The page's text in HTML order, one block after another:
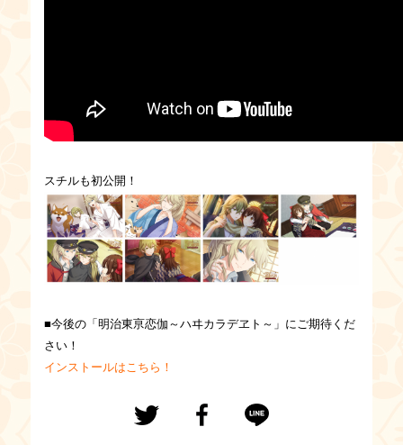
スチルも初公開！
■今後の「明治東亰恋伽～ハヰカラデヱト～」にご期待くだ
さい！
インストールはこちら！